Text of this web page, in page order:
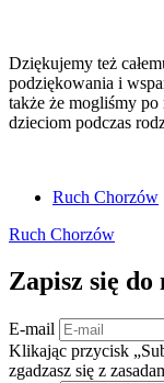
Dziękujemy też
podziękowania i
także że mogliśmy
dzieciom podczas
Ruch Chorzów
Ruch Chorzów
Zapisz się do
E-mail
Klikając przycisk
zgadzasz się z